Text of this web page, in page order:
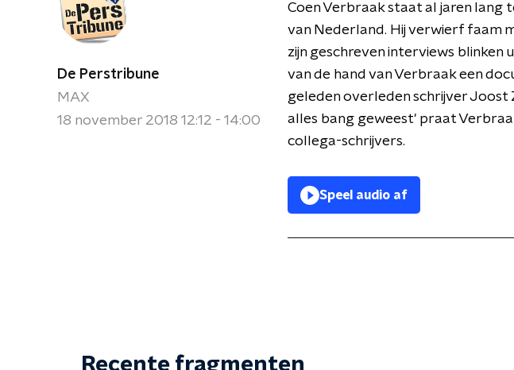
De Perstribune
MAX
18 november 2018 12:12 - 14:00
Coen Verbraak staat al jaren lang
van Nederland. Hij verwierf faam
zijn geschreven interviews blinken
van de hand van Verbraak een
geleden overleden schrijver
alles bang geweest' praat
collega-schrijvers.
Speel audio af
Recente fragmenten